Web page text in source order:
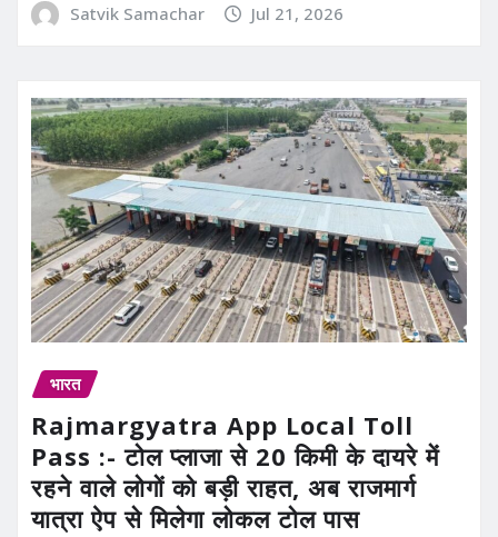
Satvik Samachar Jul 21, 2026
भारत
Rajmargyatra App Local Toll
Pass :- टोल प्लाजा से 20 किमी के दायरे में
रहने वाले लोगों को बड़ी राहत, अब राजमार्ग
यात्रा ऐप से मिलेगा लोकल टोल पास